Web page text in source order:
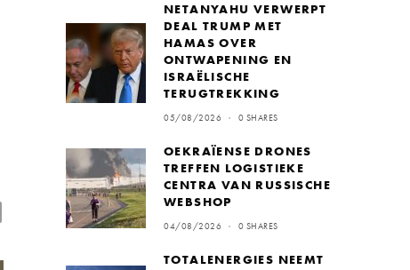
NETANYAHU VERWERPT
DEAL TRUMP MET
HAMAS OVER
ONTWAPENING EN
ISRAËLISCHE
TERUGTREKKING
05/08/2026 0 SHARES
OEKRAÏENSE DRONES
TREFFEN LOGISTIEKE
CENTRA VAN RUSSISCHE
WEBSHOP
04/08/2026 0 SHARES
TOTALENERGIES NEEMT